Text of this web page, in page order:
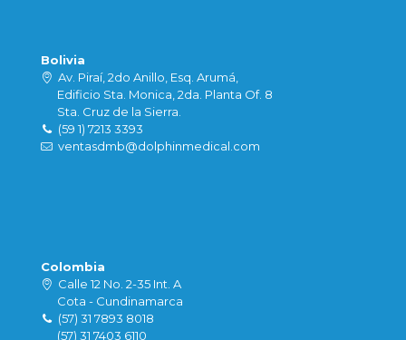
Bolivia
Av. Piraí, 2do Anillo, Esq. Arumá,
Edificio Sta. Monica, 2da. Planta Of. 8
Sta. Cruz de la Sierra.
(59 1) 7213 3393
ventasdmb@dolphinmedical.com
Colombia
Calle 12 No. 2-35 Int. A
Cota - Cundinamarca
(57) 31 7893 8018
(57) 31 7403 6110